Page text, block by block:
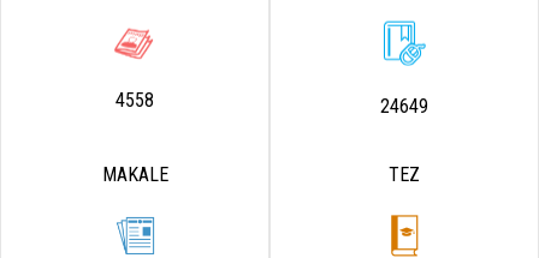
4558 24649
MAKALE TEZ